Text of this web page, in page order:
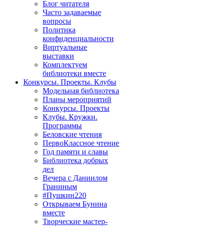
Блог читателя
Часто задаваемые
вопросы
Политика
конфиденциальности
Виртуальные
выставки
Комплектуем
библиотеки вместе
Конкурсы. Проекты. Клубы
Модельная библиотека
Планы мероприятий
Конкурсы. Проекты
Клубы. Кружки.
Программы
Беловские чтения
ПервоКлассное чтение
Год памяти и славы
Библиотека добрых
дел
Вечера с Даниилом
Граниным
#Пушкин220
Открываем Бунина
вместе
Творческие мастер-